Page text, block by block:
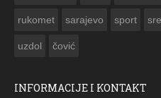
rukomet sarajevo sport
uzdol čović
INFORMACIJE I KONTAKT